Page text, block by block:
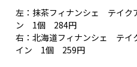
左：抹茶フィナンシェ テイ
ン 1個 284円
右：北海道フィナンシェ テ
イン 1個 259円